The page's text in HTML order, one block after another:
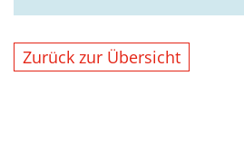
Zurück zur Übersicht